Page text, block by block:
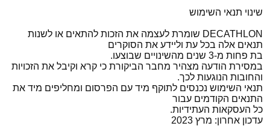
שינוי תנאי השימוש
DECATHLON שומרת לעצמה את הזכות להתאים או לשנות
תנאים אלה בכל עת וליידע את הסוקרים
בת פחות מ-3 שנים מהשינויים שבוצעו.
במסירת הודעה מצהיר מחבר הביקורת כי קרא וקיבל את הזכויות
והחובות הנוגעות לכך.
תנאי השימוש נכנסים לתוקף מיד עם הפרסום ומחליפים מיד את
התנאים הקודמים עבור
כל העסקאות העתידיות.
עדכון אחרון: מרץ 2023